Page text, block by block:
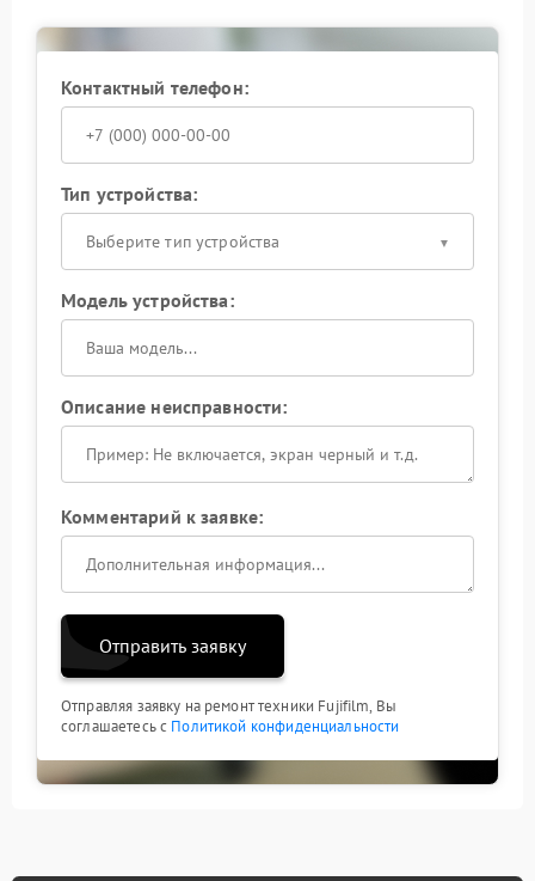
Контактный телефон:
Тип устройства:
Выберите тип устройства
Модель устройства:
Описание неисправности:
Комментарий к заявке:
Отправить заявку
Отправляя заявку на ремонт техники Fujifilm, Вы
соглашаетесь с Политикой конфиденциальности